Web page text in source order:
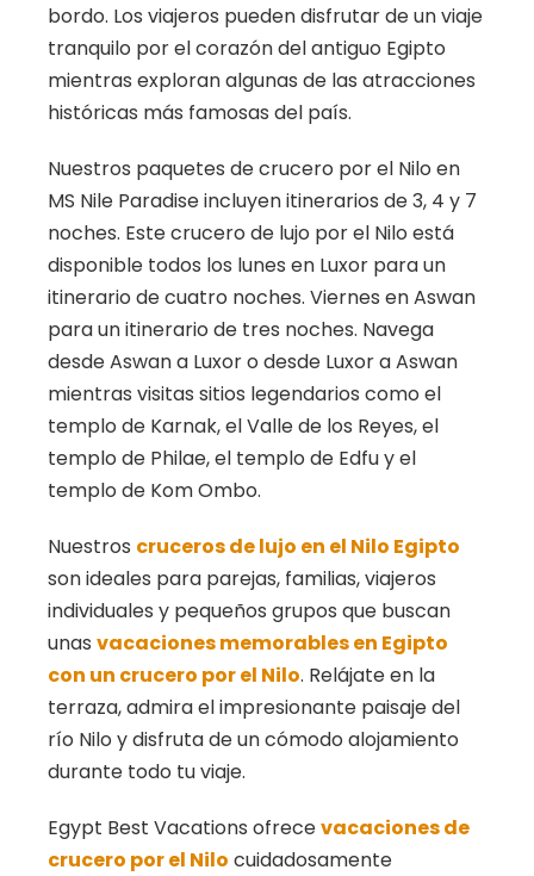
bordo. Los viajeros pueden disfrutar de un viaje
tranquilo por el corazón del antiguo Egipto
mientras exploran algunas de las atracciones
históricas más famosas del país.
Nuestros paquetes de crucero por el Nilo en
MS Nile Paradise incluyen itinerarios de 3, 4 y 7
noches. Este crucero de lujo por el Nilo está
disponible todos los lunes en Luxor para un
itinerario de cuatro noches. Viernes en Aswan
para un itinerario de tres noches. Navega
desde Aswan a Luxor o desde Luxor a Aswan
mientras visitas sitios legendarios como el
templo de Karnak, el Valle de los Reyes, el
templo de Philae, el templo de Edfu y el
templo de Kom Ombo.
Nuestros cruceros de lujo en el Nilo Egipto
son ideales para parejas, familias, viajeros
individuales y pequeños grupos que buscan
unas vacaciones memorables en Egipto
con un crucero por el Nilo. Relájate en la
terraza, admira el impresionante paisaje del
río Nilo y disfruta de un cómodo alojamiento
durante todo tu viaje.
Egypt Best Vacations ofrecevacaciones de
crucero por el Nilo cuidadosamente